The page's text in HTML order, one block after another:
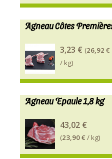
Agneau Côtes
3,23 € (26,92 €
/ kg)
Agneau Epaule 1,8 kg
43,02 €
(23,90 € / kg)